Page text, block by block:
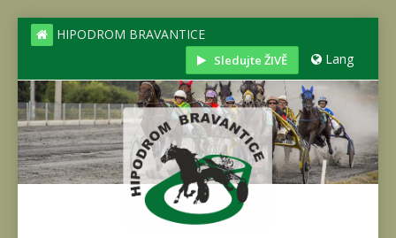
HIPODROM BRAVANTICE
Sledujte ŽIVĚ Lang